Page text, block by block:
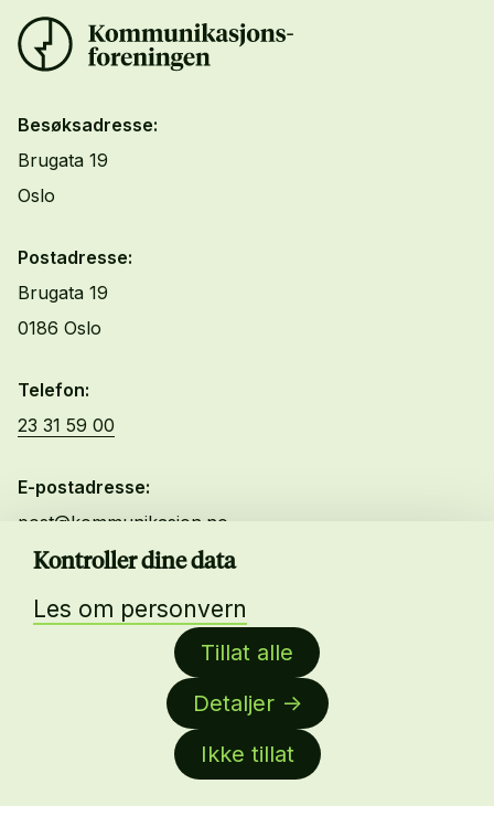
Kontroller dine data
Tillat alle
Detaljer
Ikke tillat
Les om personvern
Besøksadresse:
Brugata 19
Oslo
Postadresse:
Brugata 19
0186 Oslo
Telefon:
23 31 59 00
E-postadresse:
post@kommunikasjon.no
Kurs og Arrangementer